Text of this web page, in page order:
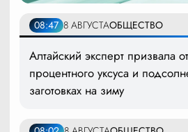
08:47 8 АВГУСТАОБЩЕСТВО
Алтайский эксперт призвала
процентного уксуса и
заготовках на зиму